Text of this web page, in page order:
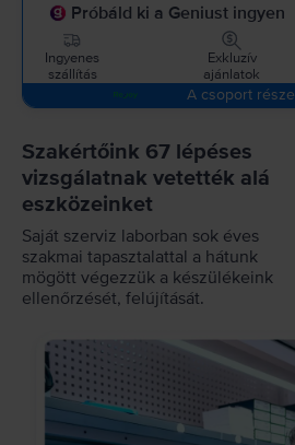
Próbáld ki a Geniust ingyen
Ingyenes
szállítás
Exkluzív
ajánlatok
A csoport része
Szakértőink 67 lépéses
vizsgálatnak vetették alá
eszközeinket
Saját szerviz laborban sok éves
szakmai tapasztalattal a hátunk
mögött végezzük a készülékeink
ellenőrzését, felújítását.